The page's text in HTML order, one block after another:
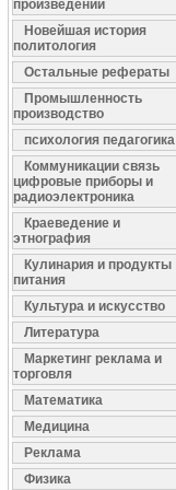
произведений
Новейшая история
политология
Остальные рефераты
Промышленность
производство
психология педагогика
Коммуникации связь
цифровые приборы и
радиоэлектроника
Краеведение и
этнография
Кулинария и продукты
питания
Культура и искусство
Литература
Маркетинг реклама и
торговля
Математика
Медицина
Реклама
Физика